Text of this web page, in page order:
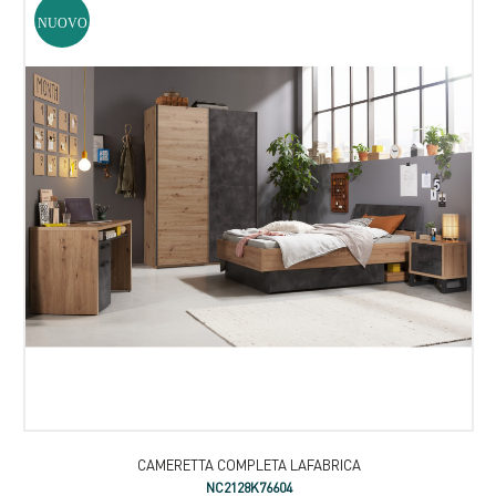
NUOVO
CAMERETTA COMPLETA LAFABRICA
NC2128K76604